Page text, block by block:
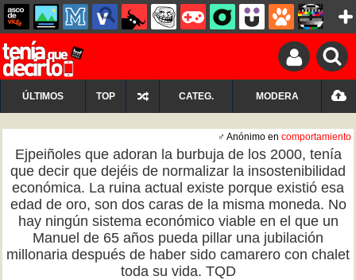
ÚLTIMOS TOP CATEG. MODERA
♂ Anónimo en comportamiento
Ejpeiñoles que adoran la burbuja de los 2000, tenía
que decir que dejéis de normalizar la insostenibilidad
económica. La ruina actual existe porque existió esa
edad de oro, son dos caras de la misma moneda. No
hay ningún sistema económico viable en el que un
Manuel de 65 años pueda pillar una jubilación
millonaria después de haber sido camarero con chalet
toda su vida. TQD